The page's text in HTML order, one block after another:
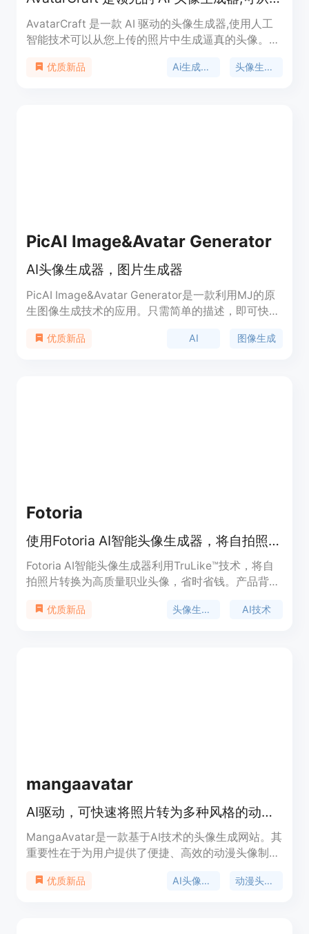
AvatarCraft 是一款 AI 驱动的头像生成器,使用人工
智能技术可以从您上传的照片中生成逼真的头像。该
Instagram、TikTok 等不同社交媒体的个性化需求。
优质新品 Ai生成写真 头像生成器
PicAI Image&Avatar Generator
AI头像生成器，图片生成器
PicAI Image&Avatar Generator是一款利用MJ的原
生图像生成技术的应用。只需简单的描述，即可快速
画、风景图片、照片、插图、头像、物品、角色、场
优质新品 AI 图像生成
Fotoria
使用Fotoria AI智能头像生成器，将自拍照转换为专业级照片。
Fotoria AI智能头像生成器利用TruLike™技术，将自
拍照片转换为高质量职业头像，省时省钱。产品背景
优质新品 头像生成器 AI技术
mangaavatar
AI驱动，可快速将照片转为多种风格的动漫、漫画或卡通头像
MangaAvatar是一款基于AI技术的头像生成网站。其
重要性在于为用户提供了便捷、高效的动漫头像制作
生成、操作简单、安全私密等。产品背景是满足用户
优质新品 AI头像生成器 动漫头像生成器